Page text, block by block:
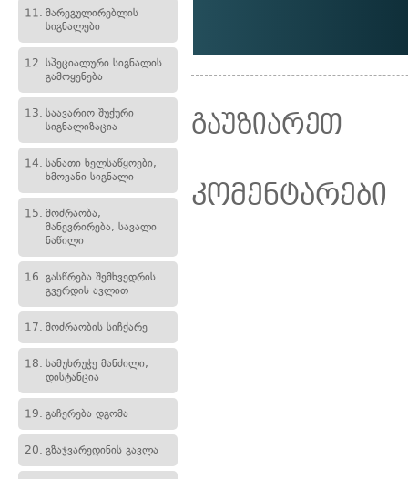
11. მარეგულირებლის
სიგნალები
12. სპეციალური სიგნალის
გამოყენება
13. საავარიო შუქური
სიგნალიზაცია
14. სანათი ხელსაწყოები,
ხმოვანი სიგნალი
15. მოძრაობა,
მანევრირება, სავალი
ნაწილი
16. გასწრება შემხვედრის
გვერდის ავლით
17. მოძრაობის სიჩქარე
18. სამუხრუჭე მანძილი,
დისტანცია
19. გაჩერება დგომა
20. გზაჯვარედინის გავლა
გაუზიარეთ
კომენტარები